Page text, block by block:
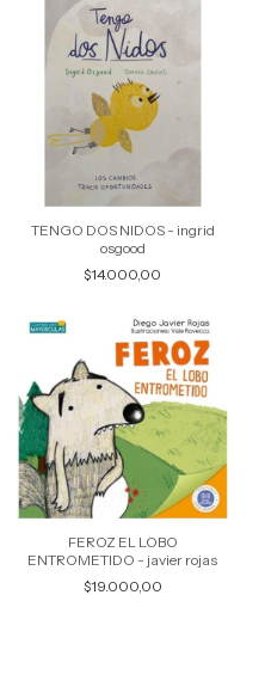
TENGO DOS NIDOS - ingrid
osgood
$14.000,00
FEROZ EL LOBO
ENTROMETIDO - javier rojas
$19.000,00